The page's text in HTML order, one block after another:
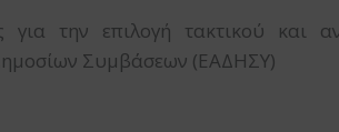
για την επιλογή τακτικού και
Συμβάσεων (ΕΑΔΗΣΥ)